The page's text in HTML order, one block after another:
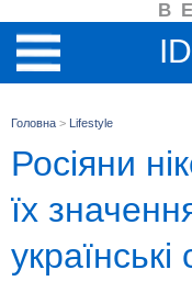
Головна > Lifestyle
Росіяни
їх